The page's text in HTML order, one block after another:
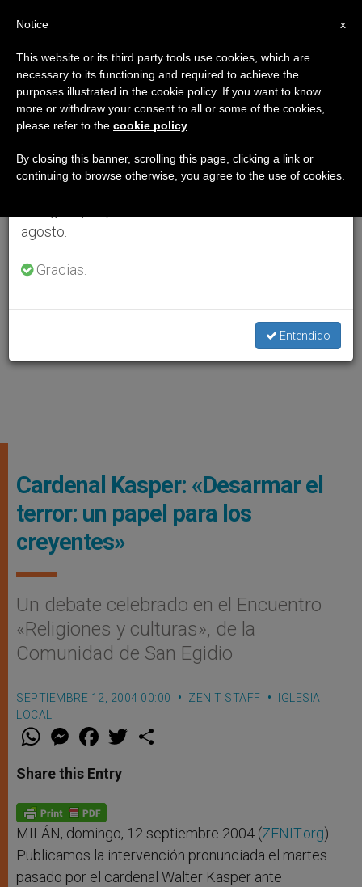
Cardenal Kasper: «Desarmar el
terror: un papel para los
creyentes»
Un debate celebrado en el Encuentro
«Religiones y culturas», de la
Comunidad de San Egidio
SEPTIEMBRE 12, 2004 00:00 ZENIT STAFF
IGLESIA
LOCAL
W
t
s
p
p
M
e
s
e
g
e
r
F
a
e
b
o
k
w
Share this Entry
MILÁN, domingo, 12 septiembre 2004 (ZENIT.org).-
Publicamos la intervención pronunciada el martes
pasado por el cardenal Walter Kasper ante
×
Aviso importante
Del 27 de julio al 7 de agosto haremos la pausa
anual, aprovechando que en el periodo de verano
se generan menos informaciones y también el
agosto.
Gracias.
Entendido
x
Notice
This website or its third party tools use cookies, which are
necessary to its functioning and required to achieve the
purposes illustrated in the cookie policy. If you want to know
more or withdraw your consent to all or some of the cookies,
please refer to the cookie policy
By closing this banner, scrolling this page, clicking a link or
continuing to browse otherwise, you agree to the use of cookies.